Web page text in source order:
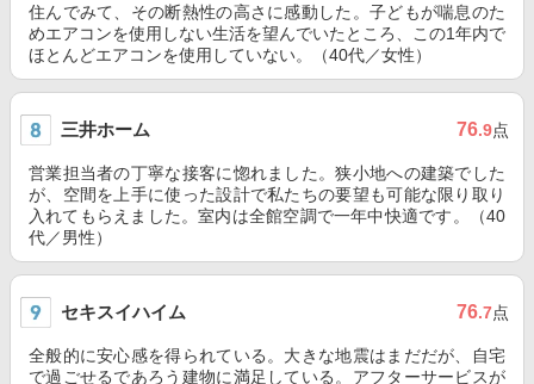
住んでみて、その断熱性の高さに感動した。子どもが喘息のた
めエアコンを使用しない生活を望んでいたところ、この1年内で
ほとんどエアコンを使用していない。（40代／女性）
三井ホーム 76.9点
営業担当者の丁寧な接客に惚れました。狭小地への建築でした
が、空間を上手に使った設計で私たちの要望も可能な限り取り
入れてもらえました。室内は全館空調で一年中快適です。（40
代／男性）
セキスイハイム 76.7点
全般的に安心感を得られている。大きな地震はまだだが、自宅
で過ごせるであろう建物に満足している。アフターサービスが